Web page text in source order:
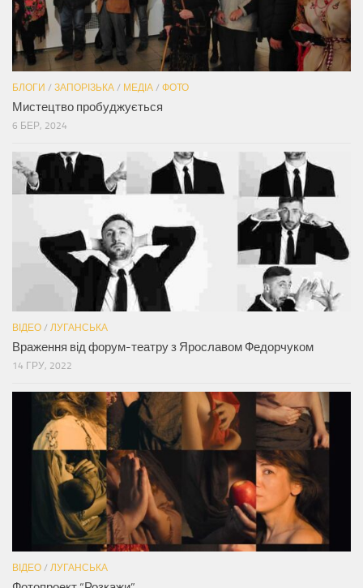
БЛОГИ / ЗАПОРІЗЬКА / МЕДІА / ФОТО
Мистецтво пробуджується
6 БЕР, 2024
ВІДЕО / ЛУГАНСЬКА
Враження від форум-театру з Ярославом Федорчуком
14 ГРУ, 2022
ВІДЕО / ЛУГАНСЬКА